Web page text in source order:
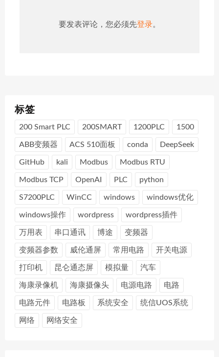
要发表评论，您必须先登录。
标签
200 Smart PLC 200SMART 1200PLC 1500
ABB变频器 ACS 510面板 conda DeepSeek
GitHub kali Modbus Modbus RTU
Modbus TCP OpenAI PLC python
S7200PLC WinCC windows windows优化
windows操作 wordpress wordpress插件
万用表 串口通讯 博途 变频器
变频器参数 威伦通屏 常用电路 开关电源
打印机 昆仑通态屏 模拟量 汽车
海康录像机 海康摄像头 电源电路 电路
电路元件 电路板 系统安全 统信UOS系统
网络 网络安全